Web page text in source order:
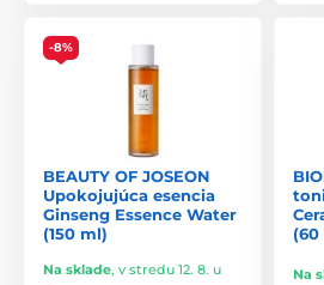
-8%
BEAUTY OF JOSEON
Upokojujúca esencia
Ginseng Essence Water
(150 ml)
Na sklade, v stredu 12. 8. u
(60
Na